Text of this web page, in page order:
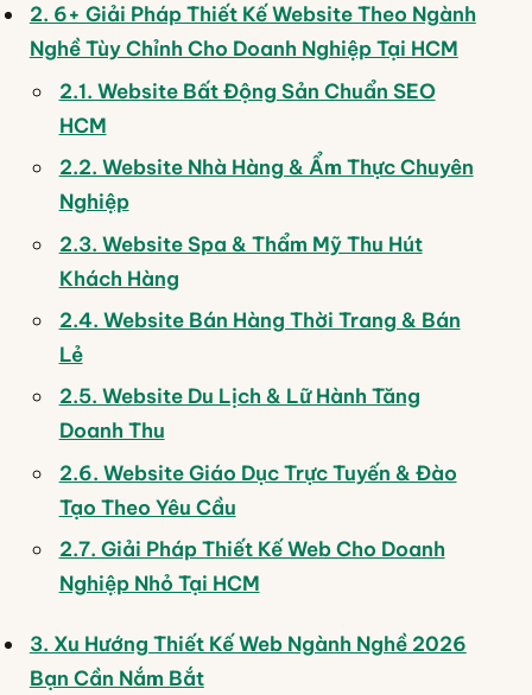
2. 6+ Giải Pháp Thiết Kế Website Theo Ngành
Nghề Tùy Chỉnh Cho Doanh Nghiệp Tại HCM
2.1. Website Bất Động Sản Chuẩn SEO
HCM
2.2. Website Nhà Hàng & Ẩm Thực Chuyên
Nghiệp
2.3. Website Spa & Thẩm Mỹ Thu Hút
Khách Hàng
2.4. Website Bán Hàng Thời Trang & Bán
Lẻ
2.5. Website Du Lịch & Lữ Hành Tăng
Doanh Thu
2.6. Website Giáo Dục Trực Tuyến & Đào
Tạo Theo Yêu Cầu
2.7. Giải Pháp Thiết Kế Web Cho Doanh
Nghiệp Nhỏ Tại HCM
3. Xu Hướng Thiết Kế Web Ngành Nghề 2026
Bạn Cần Nắm Bắt